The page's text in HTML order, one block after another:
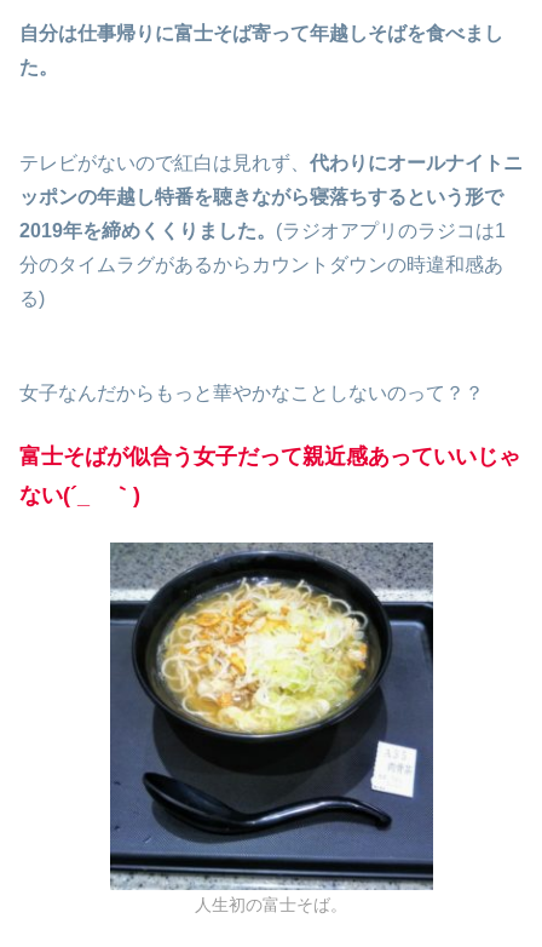
自分は仕事帰りに富士そば寄って年越しそばを食べまし
た。
テレビがないので紅白は見れず、 代わりにオールナイトニ
ッポンの年越し特番を聴きながら寝落ちするという形で
2019年を締めくくりました。 (ラジオアプリのラジコは1
分のタイムラグがあるからカウントダウンの時違和感あ
る)
女子なんだからもっと華やかなことしないのって？？
富士そばが似合う女子だって親近感あっていいじゃ
ない(´_ゝ｀)
人生初の富士そば。